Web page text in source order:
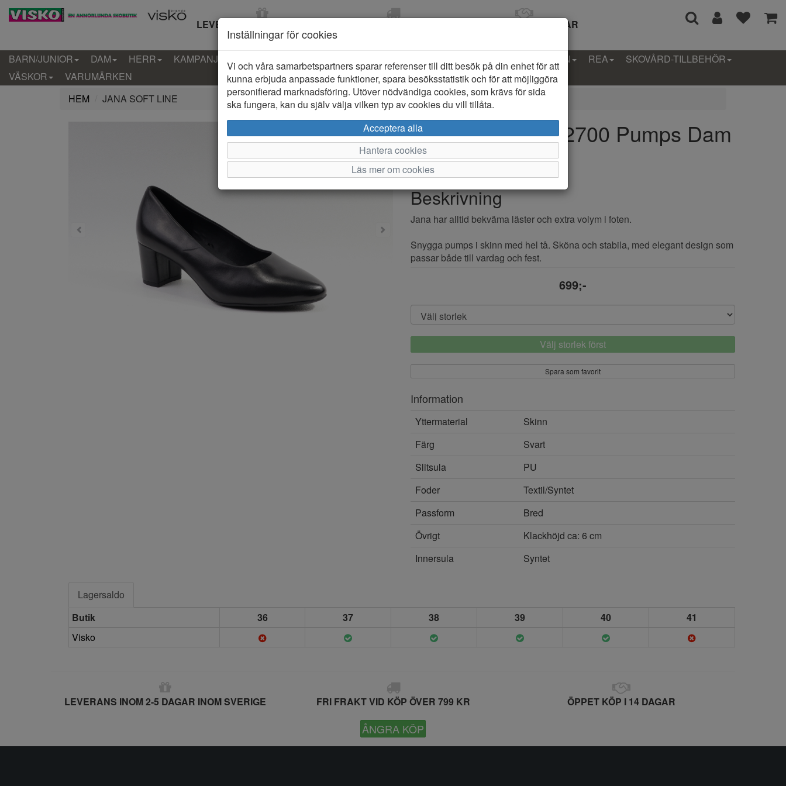
LEVERANS INOM 2-5 DAGAR ÖPPET KÖP I 14 DAGAR
BARN/JUNIOR DAM HERR KAMPANJ KLÄDER-BARN PROVKOLLEKTION REA
SKOVÅRD-TILLBEHÖR
VÄSKOR
VARUMÄRKEN
HEM
JANA SOFT LINE
Jana Soft Line 22700 Pumps Dam
Varumärke: Jana Soft Line
Artikelnummer: 2620147
Beskrivning
Jana har alltid bekväma läster och extra volym i foten.
Snygga pumps i skinn med hel tå. Sköna och stabila, med elegant design som
passar både till vardag och fest.
699;-
Välj storlek först
Spara som favorit
Information
Yttermaterial
Skinn
Färg
Svart
Slitsula
PU
Foder
Textil/Syntet
Passform
Bred
Övrigt
Klackhöjd ca: 6 cm
Innersula
Syntet
Lagersaldo
Butik
36 37 38 39 40
41
Visko
LEVERANS INOM 2-5 DAGAR INOM SVERIGE FRI FRAKT VID KÖP ÖVER 799 KR ÖPPET KÖP I 14 DAGAR
ÅNGRA KÖP
Inställningar för cookies
Vi och våra samarbetspartners sparar referenser till ditt besök på din enhet för att
kunna erbjuda anpassade funktioner, spara besöksstatistik och för att möjliggöra
personifierad marknadsföring. Utöver nödvändiga cookies, som krävs för sida
ska fungera, kan du själv välja vilken typ av cookies du vill tillåta.
Acceptera alla
Hantera cookies
Läs mer om cookies